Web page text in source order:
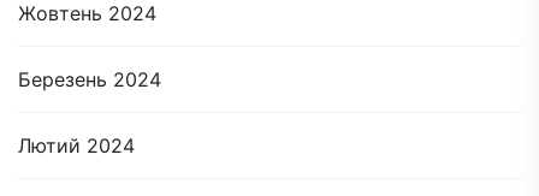
Жовтень 2024
Березень 2024
Лютий 2024